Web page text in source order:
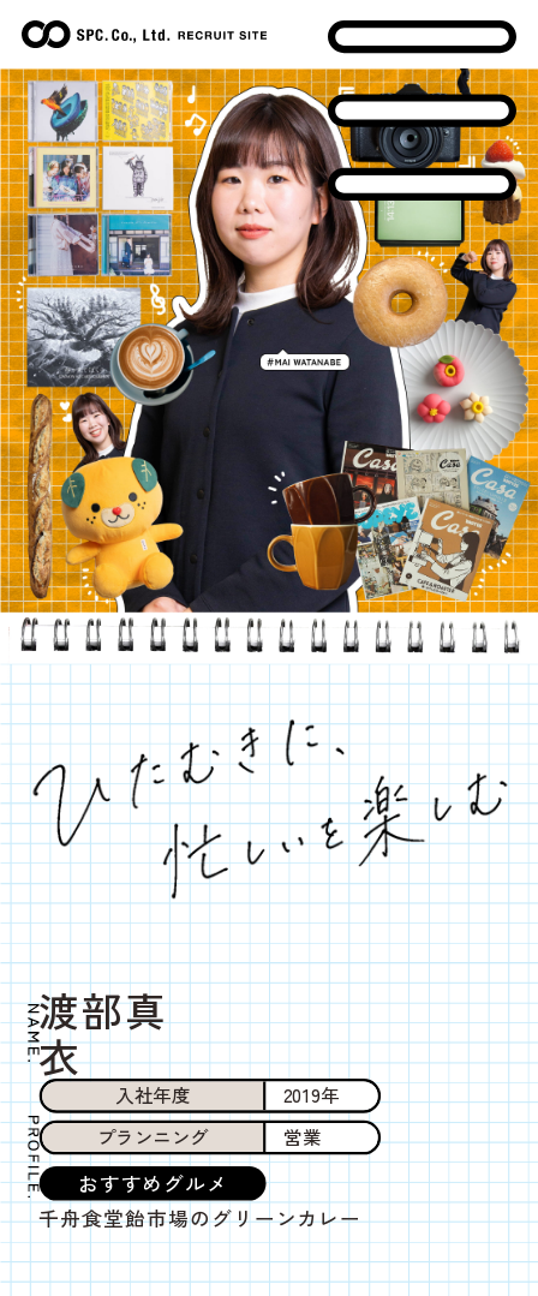
渡部真
衣
入社年度
2019年
プランニング
営業
おすすめグルメ
千舟食堂飴市場のグリーンカレー